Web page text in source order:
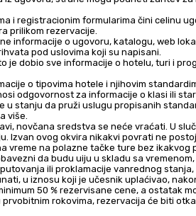
i registracionim formularima čini celinu
prilikom rezervacije.
informacije o ugovoru, katalogu, web
pod uslovima koji su napisani.
je dobio sve informacije o hotelu, turi i
o tipovima hotele i njihovim
odgovornost za informacije o klasi ili
u stanju da pruži uslugu propisanih
više.
novčana sredstva se neće vraćati. U
Izvan ovog okvira nikakvi povrati ne
vreme na polazne tačke ture bez
da budu uiju u skladu sa
ili proklamacije vanrednog
u iznosu koji je učesnik uplaćivao,
50 % rezervisane cene, a ostatak
rokovima, rezervacija će biti